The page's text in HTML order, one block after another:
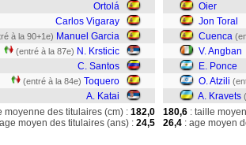
Ortolá
Carlos Vigaray
à la 90+1e) Manuel Garcia
(entré à la 87e) N. Krsticic
C. Santos
(entré à la 84e) Toquero
A. Katai
Oier
Jon Toral
Cuenca
V. Angban
E. Ponce
O. Atzili
A. Kravets
moyenne des titulaires (cm) : 182,0
age moyen des titulaires (ans) : 24,5
180,6 : taille
26,4 : age moyen